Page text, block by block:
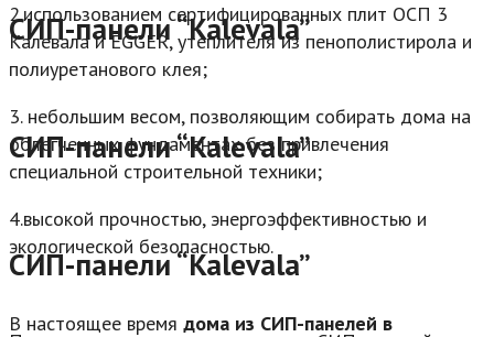
2.использованием сертифицированных плит ОСП 3
Калевала и EGGER, утеплителя из пенополистирола и
полиуретанового клея;
3. небольшим весом, позволяющим собирать дома на
облегченных фундаментах без привлечения
специальной строительной техники;
4.высокой прочностью, энергоэффективностью и
экологической безопасностью.
СИП-панели “Kalevala”
СИП-панели “Kalevala”
СИП-панели “Kalevala”
В настоящее время дома из СИП-панелей в